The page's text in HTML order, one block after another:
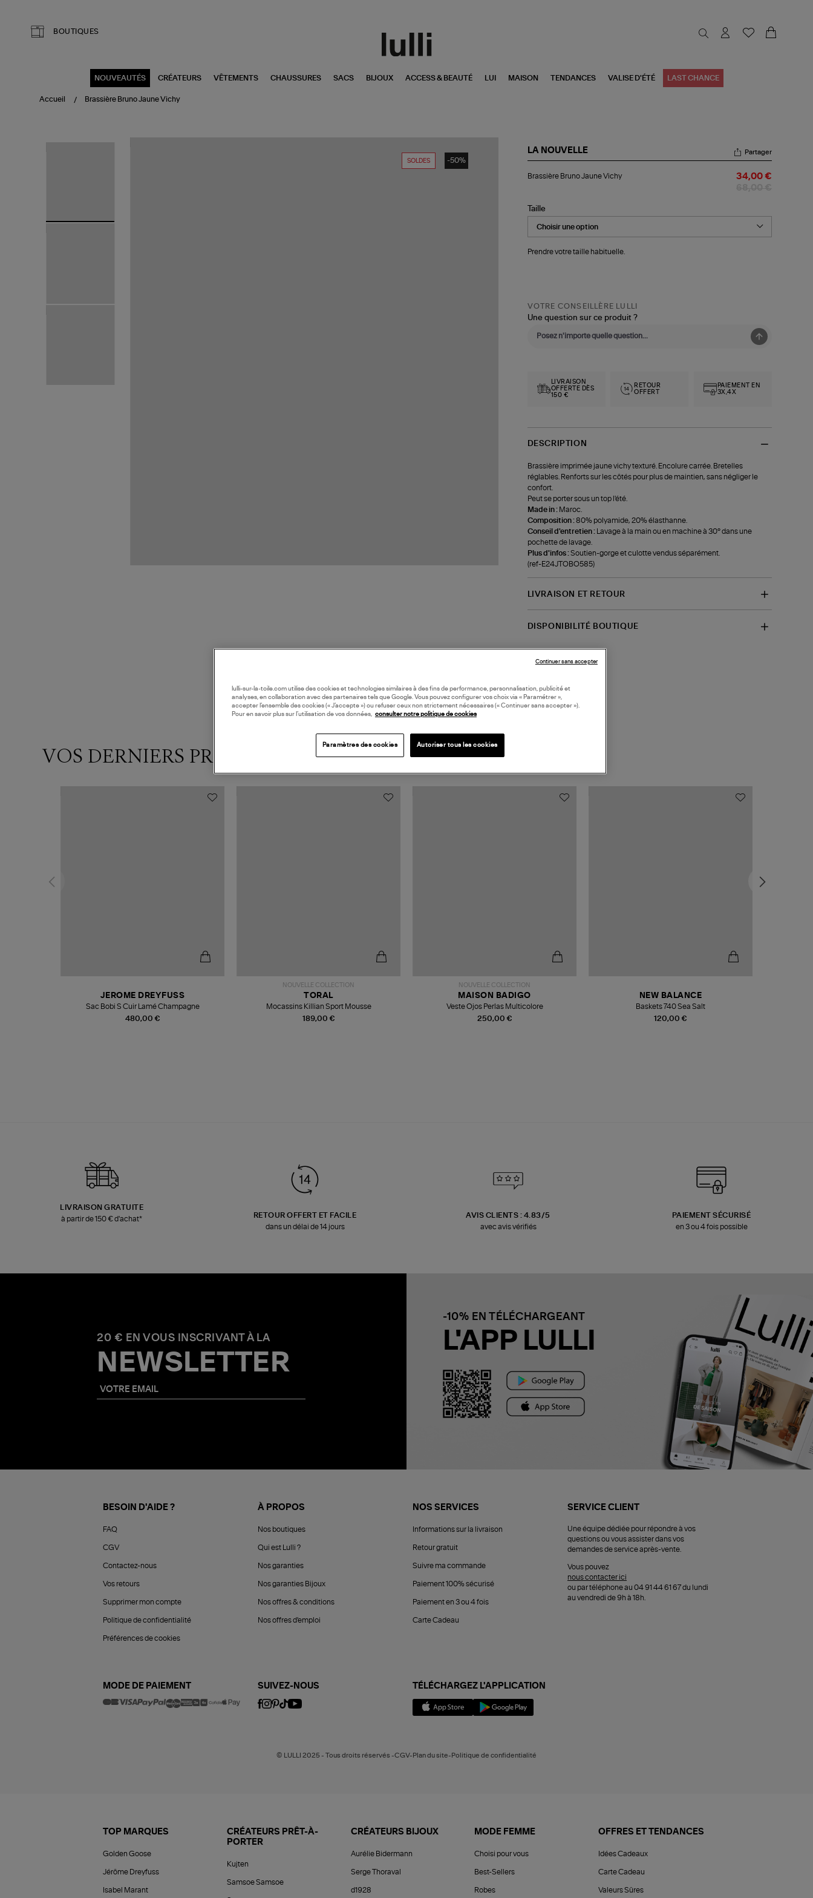
BOUTIQUES
NOUVEAUTÉS CRÉATEURS VÊTEMENTS CHAUSSURES SACS BIJOUX ACCESS & BEAUTÉ LUI MAISON TENDANCES VALISE D'ÉTÉ LAST CHANCE
Accueil Brassière Bruno Jaune Vichy
SOLDES -50%
LA NOUVELLE
Bruno
Partager
Brassière Bruno Jaune Vichy 34,00 €
Taille
Prendre votre taille habituelle.
VOTRE CONSEILLÈRE LULLI
Une question sur ce produit ?
LIVRAISON
OFFERTE DÈS
150 €
RETOUR
OFFERT
PAIEMENT EN
3X,4X
DESCRIPTION
Brassière imprimée jaune vichy texturé. Encolure carrée. Bretelles
réglables. Renforts sur les côtés pour plus de maintien, sans négliger le
confort.
Peut se porter sous un top l'été.
Made in : Maroc.
Composition :80% polyamide, 20% élasthanne.
Conseil d'entretien :
Lavage à la main ou en machine à 30° dans une
pochette de lavage.
Plus d'infos :Soutien-gorge et culotte vendus séparément.
(ref-E24JTOBO585)
LIVRAISON ET RETOUR
DISPONIBILITÉ BOUTIQUE
VOS DERNIERS PRODUITS VUS
480,00 €
JEROME DREYFUSS
Sac Bobi S Cuir Lamé Champagne
NOUVELLE COLLECTION
189,00 €
TORAL
Mocassins Killian Sport Mousse
NOUVELLE COLLECTION
250,00 €
MAISON BADIGO
Veste Ojos Perlas Multicolore
120,00 €
NEW BALANCE
Baskets 740 Sea Salt
LIVRAISON GRATUITE
à partir de 150 € d'achat*
RETOUR OFFERT ET FACILE
dans un délai de 14 jours
AVIS CLIENTS : 4.83/5
avec avis vérifiés
PAIEMENT SÉCURISÉ
en 3 ou 4 fois possible
20 € EN VOUS INSCRIVANT À LA
NEWSLETTER
-10% EN TÉLÉCHARGEANT
L'APP LULLI
BESOIN D'AIDE ?
FAQ
CGV
Contactez-nous
Vos retours
Supprimer mon compte
Politique de confidentialité
Préférences de cookies
À PROPOS
Nos boutiques
Qui est Lulli ?
Nos garanties
Nos garanties Bijoux
Nos offres & conditions
Nos offres d'emploi
NOS SERVICES
Informations sur la livraison
Retour gratuit
Suivre ma commande
Paiement 100% sécurisé
Paiement en 3 ou 4 fois
Carte Cadeau
SERVICE CLIENT
Une équipe dédiée pour répondre à vos
questions ou vous assister dans vos
demandes de service après-vente.
Vous pouvez
nous contacter ici
ou par téléphone au 04 91 44 61 67 du lundi
au vendredi de 9h à 18h.
MODE DE PAIEMENT SUIVEZ-NOUS TÉLÉCHARGEZ L'APPLICATION
© LULLI 2025 - Tous droits réservés -CGV-Plan du site-Politique de confidentialité
TOP MARQUES
Golden Goose
Jérôme Dreyfuss
Isabel Marant
CRÉATEURS PRÊT-À-
PORTER
Kujten
Samsoe Samsoe
CRÉATEURS BIJOUX
Aurélie Bidermann
Serge Thoraval
d1928
MODE FEMME
Choisi pour vous
Best-Sellers
Robes
OFFRES ET TENDANCES
Idées Cadeaux
Carte Cadeau
Valeurs Sûres
lulli-sur-la-toile.com utilise des cookies et technologies similaires à des fins de performance, personnalisation, publicité et
analyses, en collaboration avec des partenaires tels que Google. Vous pouvez configurer vos choix via « Paramétrer »,
accepter l’ensemble des cookies (« J’accepte ») ou refuser ceux non strictement nécessaires (« Continuer sans accepter »).
Pour en savoir plus sur l’utilisation de vos données,
consulter notre politique de cookies
Paramètres des cookies Autoriser tous les cookies
Continuer sans accepter